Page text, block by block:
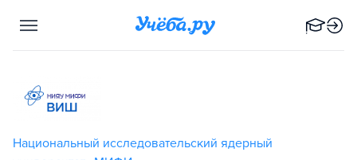
Национальный исследовательский ядерный